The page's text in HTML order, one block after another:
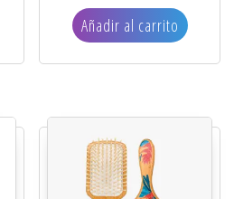
Añadir al carrito